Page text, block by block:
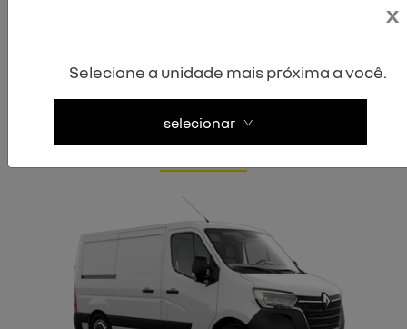
kangoo express 1.6 16v com porta lateral
taxa 0%
x
Selecione a unidade mais próxima a você.
selecionar